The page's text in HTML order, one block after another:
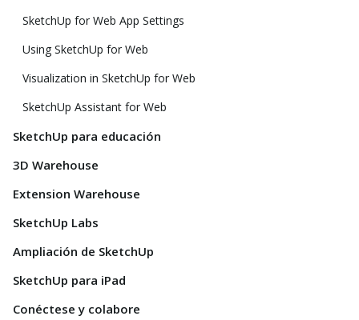
SketchUp for Web App Settings
Using SketchUp for Web
Visualization in SketchUp for Web
SketchUp Assistant for Web
SketchUp para educación
3D Warehouse
Extension Warehouse
SketchUp Labs
Ampliación de SketchUp
SketchUp para iPad
Conéctese y colabore